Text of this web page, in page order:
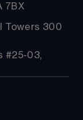
7BX
Towers 300
#25-03,